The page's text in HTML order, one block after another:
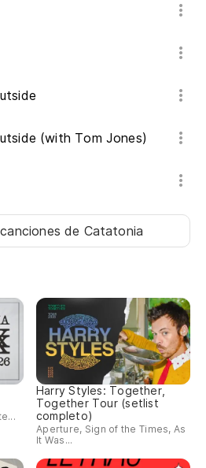
(with Tom Jones)
de Catatonia
Harry Styles: Together,
Together Tour (setlist
completo)
Aperture, Sign of the Times, As
It Was...